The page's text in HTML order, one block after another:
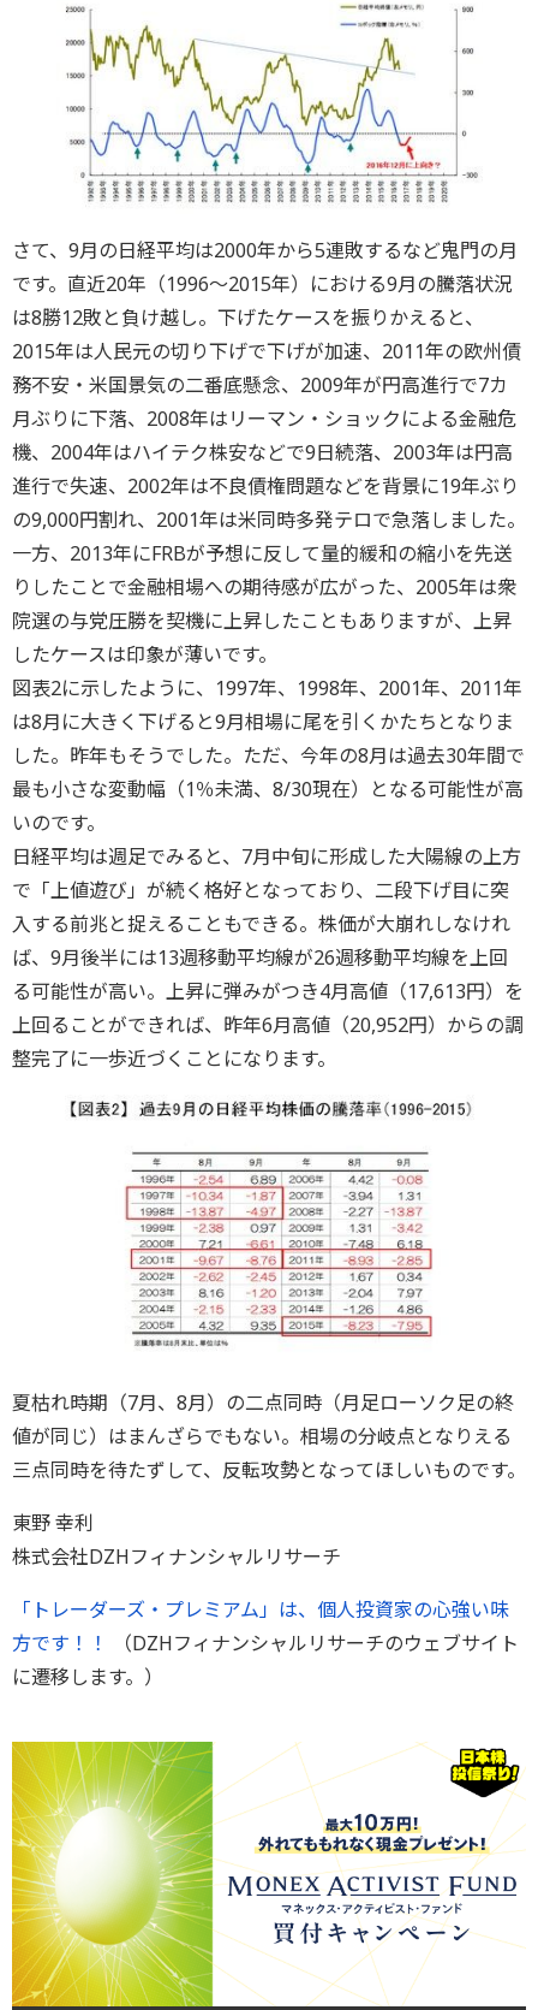
さて、9月の日経平均は2000年から5連敗するなど鬼門の月
です。直近20年（1996～2015年）における9月の騰落状況
は8勝12敗と負け越し。下げたケースを振りかえると、
2015年は人民元の切り下げで下げが加速、2011年の欧州債
務不安・米国景気の二番底懸念、2009年が円高進行で7カ
月ぶりに下落、2008年はリーマン・ショックによる金融危
機、2004年はハイテク株安などで9日続落、2003年は円高
進行で失速、2002年は不良債権問題などを背景に19年ぶり
の9,000円割れ、2001年は米同時多発テロで急落しました。
一方、2013年にFRBが予想に反して量的緩和の縮小を先送
りしたことで金融相場への期待感が広がった、2005年は衆
院選の与党圧勝を契機に上昇したこともありますが、上昇
したケースは印象が薄いです。
図表2に示したように、1997年、1998年、2001年、2011年
は8月に大きく下げると9月相場に尾を引くかたちとなりま
した。昨年もそうでした。ただ、今年の8月は過去30年間で
最も小さな変動幅（1％未満、8/30現在）となる可能性が高
いのです。
日経平均は週足でみると、7月中旬に形成した大陽線の上方
で「上値遊び」が続く格好となっており、二段下げ目に突
入する前兆と捉えることもできる。株価が大崩れしなけれ
ば、9月後半には13週移動平均線が26週移動平均線を上回
る可能性が高い。上昇に弾みがつき4月高値（17,613円）を
上回ることができれば、昨年6月高値（20,952円）からの調
整完了に一歩近づくことになります。
夏枯れ時期（7月、8月）の二点同時（月足ローソク足の終
値が同じ）はまんざらでもない。相場の分岐点となりえる
三点同時を待たずして、反転攻勢となってほしいものです。
東野 幸利
株式会社DZHフィナンシャルリサーチ
「トレーダーズ・プレミアム」は、個人投資家の心強い味
方です！！
（DZHフィナンシャルリサーチのウェブサイト
に遷移します。）